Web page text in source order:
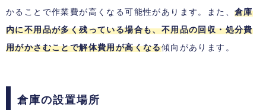
かることで作業費が高くなる可能性があります。また、 倉庫
内に不用品が多く残っている場合も、不用品の回収・処分費
用がかさむことで解体費用が高くなる傾向があります。
倉庫の設置場所